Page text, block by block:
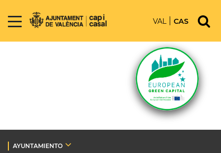
VAL CAS
AYUNTAMIENTO